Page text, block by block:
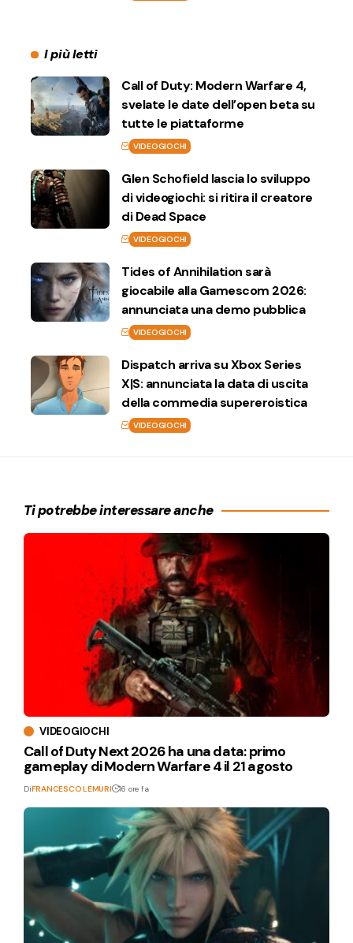
I più letti
Call of Duty: Modern Warfare 4,
svelate le date dell’open beta su
tutte le piattaforme
VIDEOGIOCHI
Glen Schofield lascia lo sviluppo
di videogiochi: si ritira il creatore
di Dead Space
VIDEOGIOCHI
Tides of Annihilation sarà
giocabile alla Gamescom 2026:
annunciata una demo pubblica
VIDEOGIOCHI
Dispatch arriva su Xbox Series
X|S: annunciata la data di uscita
della commedia supereroistica
VIDEOGIOCHI
Ti potrebbe interessare anche
VIDEOGIOCHI
Call of Duty Next 2026 ha una data: primo
gameplay di Modern Warfare 4 il 21 agosto
DiFRANCESCO LEMURI 16 ore fa